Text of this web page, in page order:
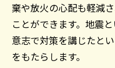
棄や放火の心配も軽減
ことができます。地震
意志で対策を講じたと
をもたらします。